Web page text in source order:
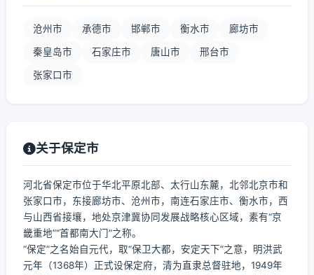
沧州市 承德市 邯郸市 衡水市 廊坊市
秦皇岛市 石家庄市 唐山市 邢台市
张家口市
关于保定市
河北省保定市位于华北平原北部、太行山东麓，北邻北京市和
张家口市，东接廊坊市、沧州市，南连石家庄市、衡水市，西
与山西省接壤，地处京津冀协同发展战略核心区域，素有“京
畿重地”“首都南大门”之称。
“保定”之名始自元代，取“保卫大都，安定天下”之意，明洪武
元年（1368年）正式设保定府，清为直隶总督驻地，1949年